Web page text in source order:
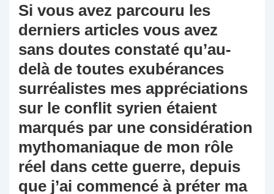
Si vous avez parcouru les
derniers articles vous avez
sans doutes constaté qu’au-
delà de toutes exubérances
surréalistes mes appréciations
sur le conflit syrien étaient
marqués par une considération
mythomaniaque de mon rôle
réel dans cette guerre, depuis
que j’ai commencé à préter ma